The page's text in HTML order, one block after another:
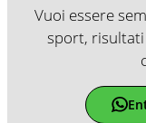
Vuoi essere
sport, risultati